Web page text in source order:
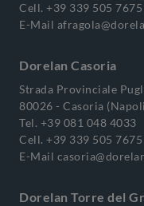
Cell. +39 339 505 7675
E-Mail
Dorelan Casoria
Strada Provinciale
80026 - Casoria
Tel. +39 081 048 4033
Cell. +39 339 505 7675
E-Mail
Dorelan Torre del